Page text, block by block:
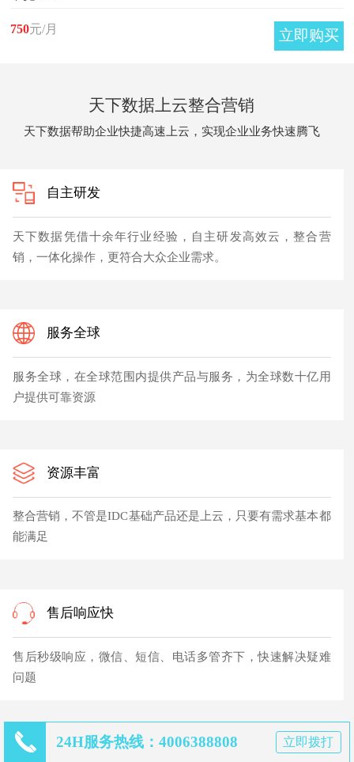
750元/月 立即购买
天下数据上云整合营销
天下数据帮助企业快捷高速上云，实现企业业务快速腾飞
自主研发
天下数据凭借十余年行业经验，自主研发高效云，整合营
销，一体化操作，更符合大众企业需求。
服务全球
服务全球，在全球范围内提供产品与服务，为全球数十亿用
户提供可靠资源
资源丰富
整合营销，不管是IDC基础产品还是上云，只要有需求基本都
能满足
售后响应快
售后秒级响应，微信、短信、电话多管齐下，快速解决疑难
问题
24H服务热线：4006388808 立即拨打